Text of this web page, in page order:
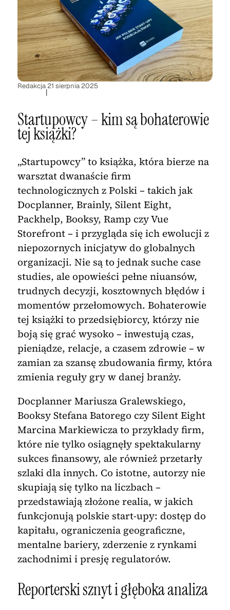
Redakcja
|
21 sierpnia 2025
Startupowcy – kim są bohaterowie
tej książki?
„Startupowcy” to książka, która bierze na
warsztat dwanaście firm
technologicznych z Polski – takich jak
Docplanner, Brainly, Silent Eight,
Packhelp, Booksy, Ramp czy Vue
Storefront – i przygląda się ich ewolucji z
niepozornych inicjatyw do globalnych
organizacji. Nie są to jednak suche case
studies, ale opowieści pełne niuansów,
trudnych decyzji, kosztownych błędów i
momentów przełomowych. Bohaterowie
tej książki to przedsiębiorcy, którzy nie
boją się grać wysoko – inwestują czas,
pieniądze, relacje, a czasem zdrowie – w
zamian za szansę zbudowania firmy, która
zmienia reguły gry w danej branży.
Docplanner Mariusza Gralewskiego,
Booksy Stefana Batorego czy Silent Eight
Marcina Markiewicza to przykłady firm,
które nie tylko osiągnęły spektakularny
sukces finansowy, ale również przetarły
szlaki dla innych. Co istotne, autorzy nie
skupiają się tylko na liczbach –
przedstawiają złożone realia, w jakich
funkcjonują polskie start-upy: dostęp do
kapitału, ograniczenia geograficzne,
mentalne bariery, zderzenie z rynkami
zachodnimi i presję regulatorów.
Reporterski sznyt i głęboka analiza